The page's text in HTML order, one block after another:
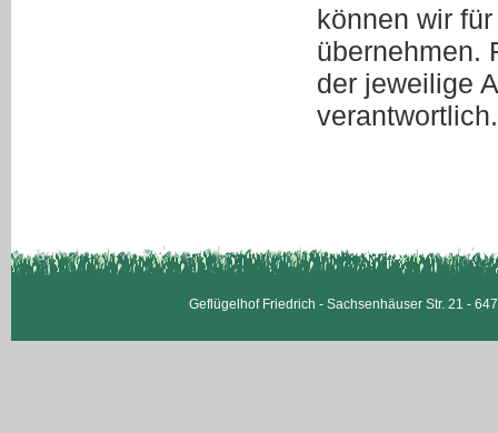
können wir
übernehmen.
der jeweilige
verantwortlich.
Geflügelhof Friedrich - Sachsenhäuser Str. 21 -